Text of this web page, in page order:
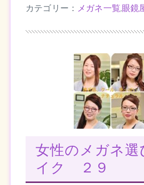
カテゴリー： メガネ一覧,眼鏡
女性のメガネ選
イク ２９